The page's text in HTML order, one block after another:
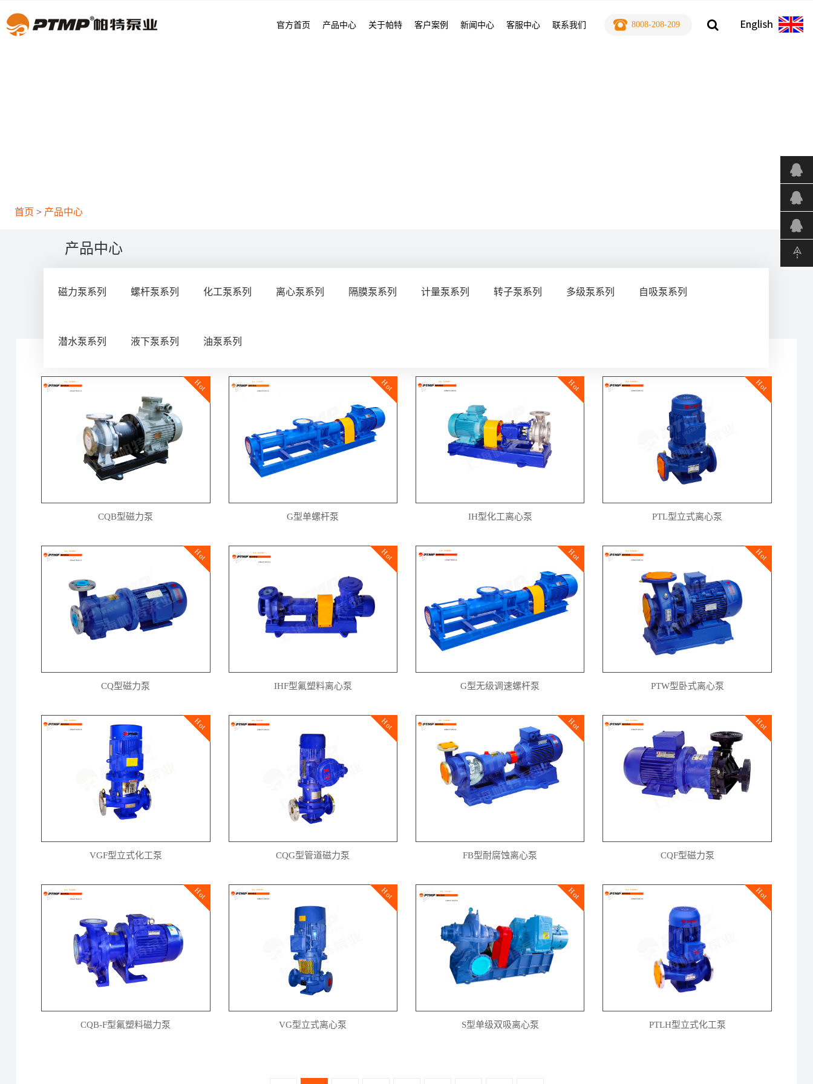
8008-208-209
官方首页 产品中心 关于帕特 客户案例 新闻中心 客服中心 联系我们
首页 产品中心
产品中心
磁力泵系列 螺杆泵系列 化工泵系列 离心泵系列 隔膜泵系列 计量泵系列 转子泵系列 多级泵系列 自吸泵系列
潜水泵系列 液下泵系列 油泵系列
Hot
CQB型磁力泵
Hot
G型单螺杆泵
Hot
IH型化工离心泵
Hot
PTL型立式离心泵
Hot
CQ型磁力泵
Hot
IHF型氟塑料离心泵
Hot
G型无级调速螺杆泵
Hot
PTW型卧式离心泵
Hot
VGF型立式化工泵
Hot
CQG型管道磁力泵
Hot
FB型耐腐蚀离心泵
Hot
CQF型磁力泵
Hot
CQB-F型氟塑料磁力泵
Hot
VG型立式离心泵
Hot
S型单级双吸离心泵
Hot
PTLH型立式化工泵